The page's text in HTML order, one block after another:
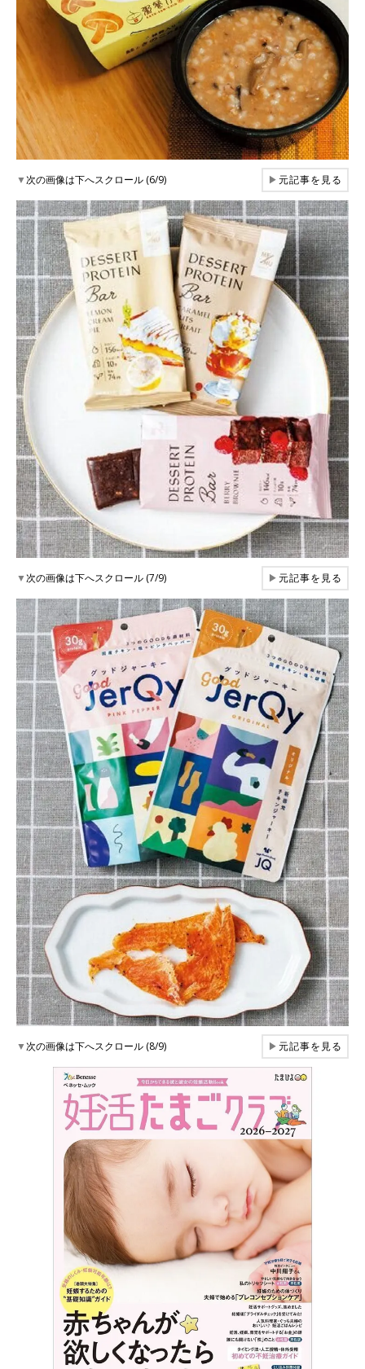
▼次の画像は下へスクロール (6/9) ▶元記事を見る
▼次の画像は下へスクロール (7/9) ▶元記事を見る
▼次の画像は下へスクロール (8/9) ▶元記事を見る